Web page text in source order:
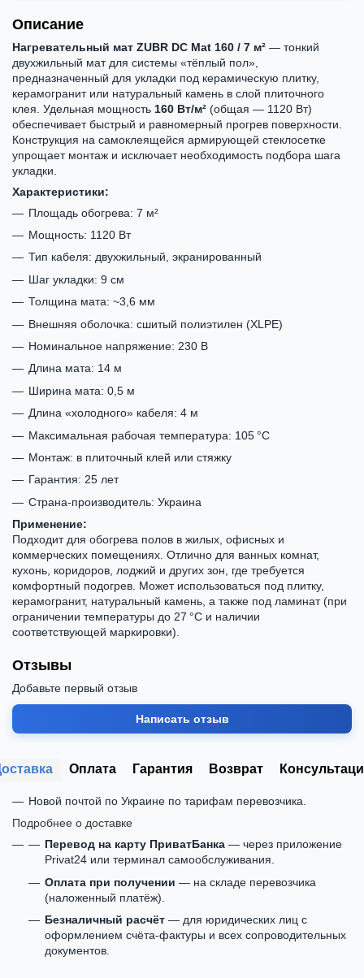
Описание
Нагревательный мат ZUBR DC Mat 160 / 7 м² — тонкий
двухжильный мат для системы «тёплый пол»,
предназначенный для укладки под керамическую плитку,
керамогранит или натуральный камень в слой плиточного
клея. Удельная мощность 160 Вт/м² (общая — 1120 Вт)
обеспечивает быстрый и равномерный прогрев поверхности.
Конструкция на самоклеящейся армирующей стеклосетке
упрощает монтаж и исключает необходимость подбора шага
укладки.
Характеристики:
Площадь обогрева: 7 м²
Мощность: 1120 Вт
Тип кабеля: двухжильный, экранированный
Шаг укладки: 9 см
Толщина мата: ~3,6 мм
Внешняя оболочка: сшитый полиэтилен (XLPE)
Номинальное напряжение: 230 В
Длина мата: 14 м
Ширина мата: 0,5 м
Длина «холодного» кабеля: 4 м
Максимальная рабочая температура: 105 °C
Монтаж: в плиточный клей или стяжку
Гарантия: 25 лет
Страна-производитель: Украина
Применение:
Подходит для обогрева полов в жилых, офисных и
коммерческих помещениях. Отлично для ванных комнат,
кухонь, коридоров, лоджий и других зон, где требуется
комфортный подогрев. Может использоваться под плитку,
керамогранит, натуральный камень, а также под ламинат (при
ограничении температуры до 27 °C и наличии
соответствующей маркировки).
Отзывы
Добавьте первый отзыв
Написать отзыв
Оплата Гарантия Возврат
Новой почтой по Украине по тарифам перевозчика.
Подробнее о доставке
Перевод на карту ПриватБанка — через приложение
Privat24 или терминал самообслуживания.
Оплата при получении — на складе перевозчика
(наложенный платёж).
Безналичный расчёт — для юридических лиц с
оформлением счёта-фактуры и всех сопроводительных
документов.